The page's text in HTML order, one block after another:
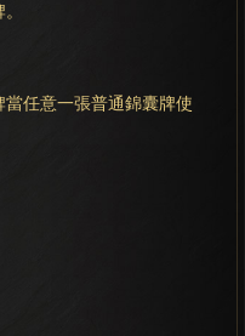
任意一張普通錦囊牌使